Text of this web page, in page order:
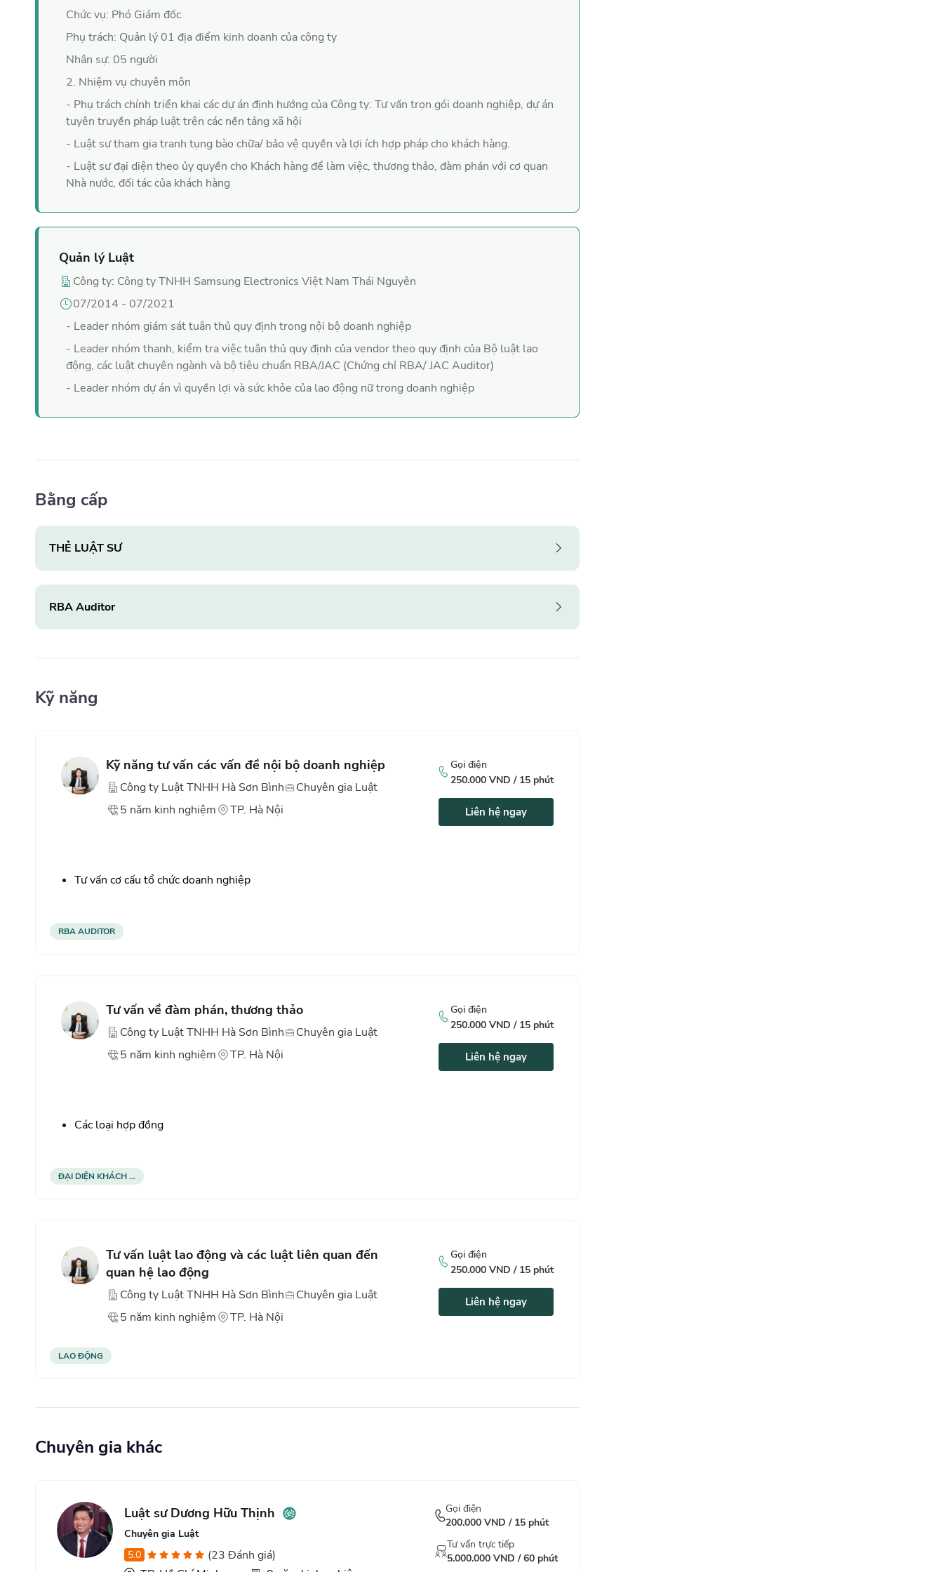
hiểu về tư vấn luật doanh nghiệp
tác và cả người lao động. Hãy liên hệ ngay với Luật sư nếu bạn cần hỗ trợ các vấn đề trên nhé!
Chức vụ: Phó Giám đốc
Phụ trách: Quản lý 01 địa điểm kinh doanh của công ty
Nhân sự: 05 người
2. Nhiệm vụ chuyên môn
- Phụ trách chính triển khai các dự án định hướng của Công ty: Tư vấn trọn gói doanh nghiệp, dự án
tuyên truyền pháp luật trên các nền tảng xã hội
- Luật sư tham gia tranh tụng bào chữa/ bảo vệ quyền và lợi ích hợp pháp cho khách hàng.
- Luật sư đại diện theo ủy quyền cho Khách hàng để làm việc, thương thảo, đàm phán với cơ quan
Nhà nước, đối tác của khách hàng
Quản lý Luật
Công ty: Công ty TNHH Samsung Electronics Việt Nam Thái Nguyên
07/2014 - 07/2021
- Leader nhóm giám sát tuân thủ quy định trong nội bộ doanh nghiệp
- Leader nhóm thanh, kiểm tra việc tuân thủ quy định của vendor theo quy định của Bộ luật lao
động, các luật chuyên ngành và bộ tiêu chuẩn RBA/JAC (Chứng chỉ RBA/ JAC Auditor)
- Leader nhóm dự án vì quyền lợi và sức khỏe của lao động nữ trong doanh nghiệp
Bằng cấp
THẺ LUẬT SƯ
RBA Auditor
Kỹ năng
Kỹ năng tư vấn các vấn đề nội bộ doanh nghiệp
Công ty Luật TNHH Hà Sơn Bình
Chuyên gia Luật
5 năm kinh nghiệm TP. Hà Nội
Gọi điện
250.000 VND / 15 phút
Liên hệ ngay
Tư vấn cơ cấu tổ chức doanh nghiệp
Tư vấn các luật liên quan đến hợp đồng
Review, setup hệ thống văn bản, quy trình, kỷ luật trong doanh nghiệp
RBA AUDITOR
Tư vấn về đàm phán, thương thảo
Công ty Luật TNHH Hà Sơn Bình
Chuyên gia Luật
5 năm kinh nghiệm TP. Hà Nội
Gọi điện
250.000 VND / 15 phút
Liên hệ ngay
Các loại hợp đồng
Đại diện và tố tụng
ĐẠI DIỆN KHÁCH ...
Tư vấn luật lao động và các luật liên quan đến
quan hệ lao động
Công ty Luật TNHH Hà Sơn Bình
Chuyên gia Luật
5 năm kinh nghiệm TP. Hà Nội
Gọi điện
250.000 VND / 15 phút
Liên hệ ngay
LAO ĐỘNG
Chuyên gia khác
Luật sư Dương Hữu Thịnh
Chuyên gia Luật
5.0
(23 Đánh giá)
Gọi điện
200.000 VND / 15 phút
Tư vấn trực tiếp
5.000.000 VND /60 phút